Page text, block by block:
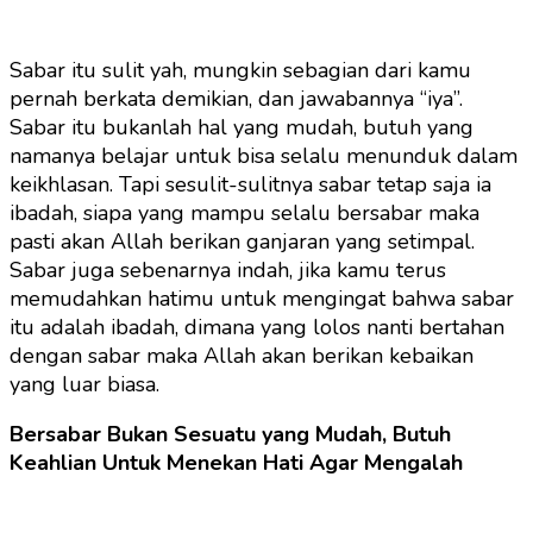
Sabar itu sulit yah, mungkin sebagian dari kamu
pernah berkata demikian, dan jawabannya “iya”.
Sabar itu bukanlah hal yang mudah, butuh yang
namanya belajar untuk bisa selalu menunduk dalam
keikhlasan. Tapi sesulit-sulitnya sabar tetap saja ia
ibadah, siapa yang mampu selalu bersabar maka
pasti akan Allah berikan ganjaran yang setimpal.
Sabar juga sebenarnya indah, jika kamu terus
memudahkan hatimu untuk mengingat bahwa sabar
itu adalah ibadah, dimana yang lolos nanti bertahan
dengan sabar maka Allah akan berikan kebaikan
yang luar biasa.
Bersabar Bukan Sesuatu yang Mudah, Butuh
Keahlian Untuk Menekan Hati Agar Mengalah